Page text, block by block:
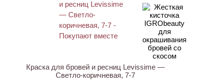
Краска для бровей и ресниц Levissime —
Светло-коричневая, 7-7